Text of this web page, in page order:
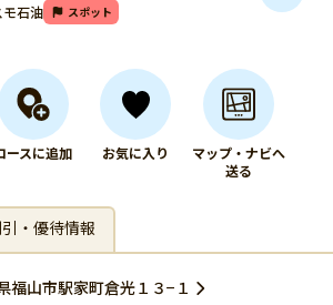
モ石油 スポット
ースに追加 お気に入り
マップ・ナビへ
送る
・優待情報
福山市駅家町倉光１３−１